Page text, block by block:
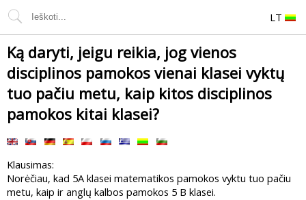
LT
Ką daryti, jeigu reikia, jog vienos
disciplinos pamokos vienai klasei vyktų
tuo pačiu metu, kaip kitos disciplinos
pamokos kitai klasei?
Klausimas:
Norėčiau, kad 5A klasei matematikos pamokos vyktu tuo pačiu
metu, kaip ir anglų kalbos pamokos 5 B klasei.